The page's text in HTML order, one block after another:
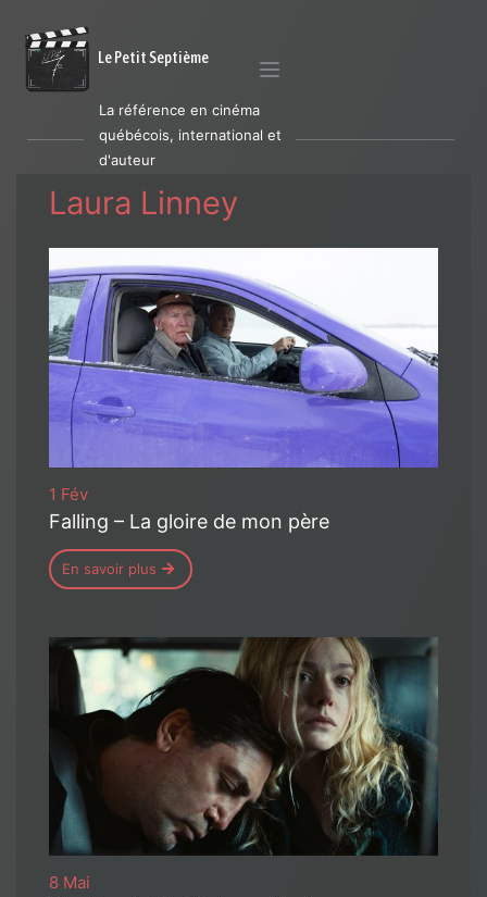
Le Petit Septième
La référence en cinéma
québécois, international et
d'auteur
Laura Linney
1 Fév
Falling – La gloire de mon père
En savoir plus
8 Mai